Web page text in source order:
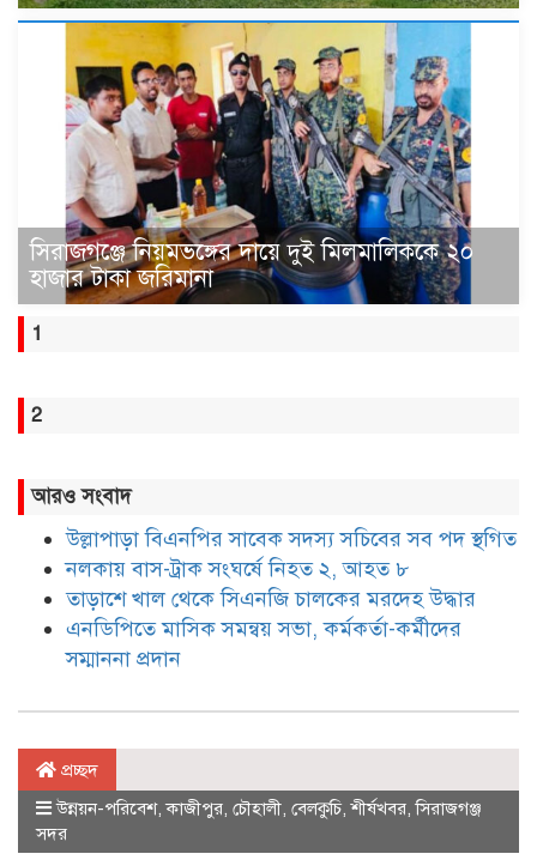
সিরাজগঞ্জে নিয়মভঙ্গের দায়ে দুই মিলমালিককে ২০
হাজার টাকা জরিমানা
1
2
আরও সংবাদ
উল্লাপাড়া বিএনপির সাবেক সদস্য সচিবের সব পদ স্থগিত
নলকায় বাস-ট্রাক সংঘর্ষে নিহত ২, আহত ৮
তাড়াশে খাল থেকে সিএনজি চালকের মরদেহ উদ্ধার
এনডিপিতে মাসিক সমন্বয় সভা, কর্মকর্তা-কর্মীদের
সম্মাননা প্রদান
প্রচ্ছদ
উন্নয়ন-পরিবেশ,কাজীপুর, চৌহালী, বেলকুচি,শীর্ষখবর,সিরাজগঞ্জ
সদর